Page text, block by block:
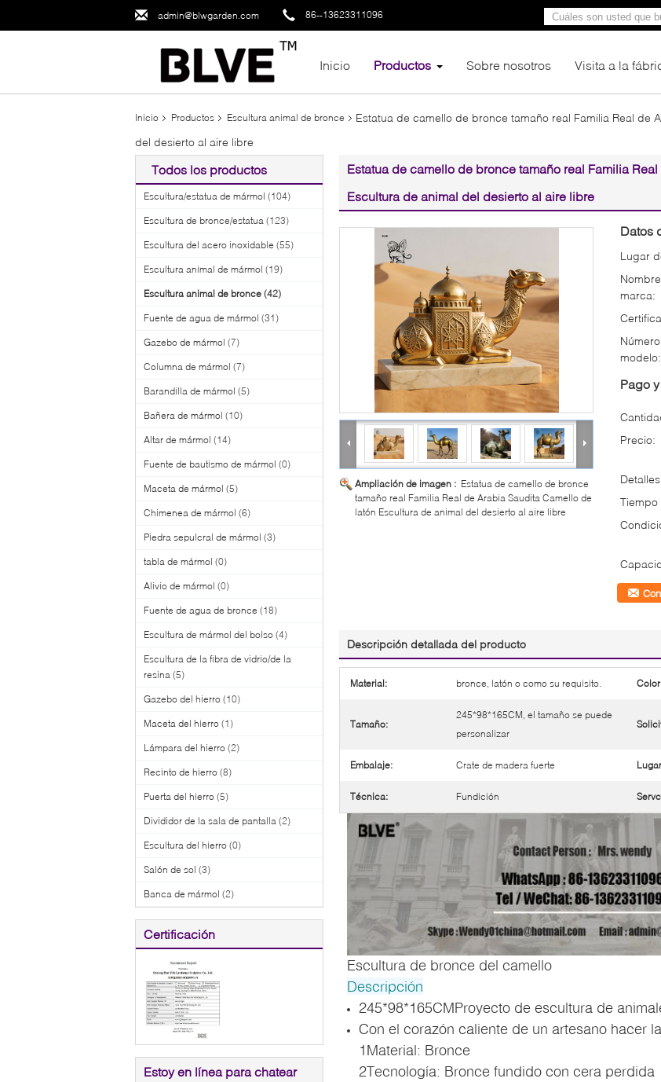
admin@blwgarden.com 86--13623311096
Inicio Productos Sobre nosotros Visita a la
Inicio Productos Escultura animal de bronce
Estatua de camello de bronce tamaño real Familia Real de
del desierto al aire libre
Todos los productos
Escultura/estatua de mármol (104)
Escultura de bronce/estatua (123)
Escultura del acero inoxidable (55)
Escultura animal de mármol (19)
Escultura animal de bronce (42)
Fuente de agua de mármol (31)
Gazebo de mármol (7)
Columna de mármol (7)
Barandilla de mármol (5)
Bañera de mármol (10)
Altar de mármol (14)
Fuente de bautismo de mármol (0)
Maceta de mármol (5)
Chimenea de mármol (6)
Piedra sepulcral de mármol (3)
tabla de mármol (0)
Alivio de mármol (0)
Fuente de agua de bronce (18)
Escultura de mármol del bolso (4)
Escultura de la fibra de vidrio/de la
resina (5)
Gazebo del hierro (10)
Maceta del hierro (1)
Lámpara del hierro (2)
Recinto de hierro (8)
Puerta del hierro (5)
Divididor de la sala de pantalla (2)
Escultura del hierro (0)
Salón de sol (3)
Banca de mármol (2)
Certificación
Estoy en línea para chatear
Estatua de camello de bronce tamaño real Familia
Escultura de animal del desierto al aire libre
Ampliación de imagen : Estatua de camello de bronce
tamaño real Familia Real de Arabia Saudita Camello de
latón Escultura de animal del desierto al aire libre
Datos
Lugar
marca:
modelo:
Pago
Precio:
Descripción detallada del producto
Material: bronce, latón o como su requisito.
Tamaño:
245*98*165CM, el tamaño se puede
personalizar
Embalaje: Crate de madera fuerte
Técnica: Fundición
Escultura de bronce del camello
Descripción
245*98*165CMProyecto de escultura de
Con el corazón caliente de un artesano hacer
1Material: Bronce
2Tecnología: Bronce fundido con cera perdida